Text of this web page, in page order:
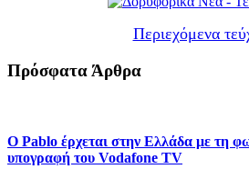
Περιεχόμενα
Πρόσφατα Άρθρα
Ο Pablo έρχεται στην Ελλάδα με τη
υπογραφή του Vodafone TV